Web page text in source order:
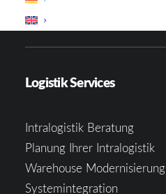
Logistik Services
Intralogistik Beratung
Planung Ihrer Intralogistik
Warehouse Modernisierung
Systemintegration